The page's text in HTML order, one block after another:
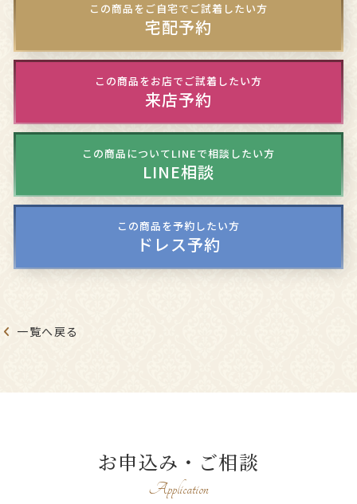
この商品をご自宅でご試着したい方
宅配予約
この商品をお店でご試着したい方
来店予約
この商品についてLINEで相談したい方
LINE相談
この商品を予約したい方
ドレス予約
一覧へ戻る
お申込み・ご相談
Application